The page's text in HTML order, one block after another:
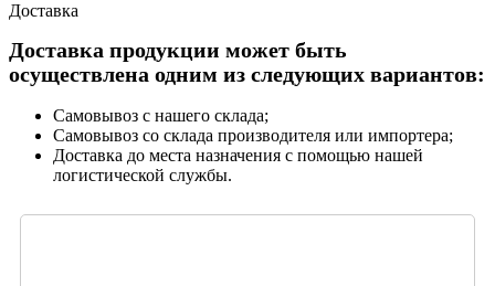
Доставка
Доставка продукции может быть
осуществлена одним из следующих вариантов:
Самовывоз с нашего склада;
Самовывоз со склада производителя или импортера;
Доставка до места назначения с помощью нашей
логистической службы.